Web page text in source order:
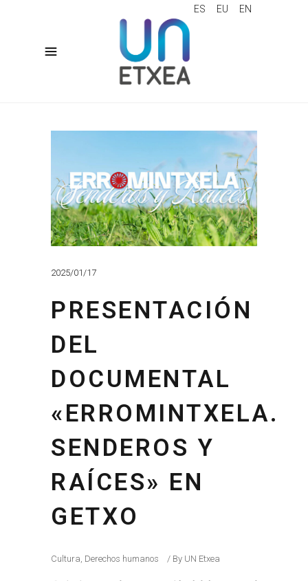
ES EU EN
2025/01/17
PRESENTACIÓN
DEL
DOCUMENTAL
«ERROMINTXELA.
SENDEROS Y
RAÍCES» EN
GETXO
Cultura Derechos humanos By UN Etxea